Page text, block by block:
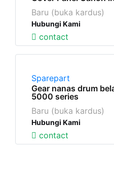
Baru (buka kardus)
Hubungi Kami
contact
Sparepart
Gear nanas drum
5000 series
Baru (buka kardus)
Hubungi Kami
contact